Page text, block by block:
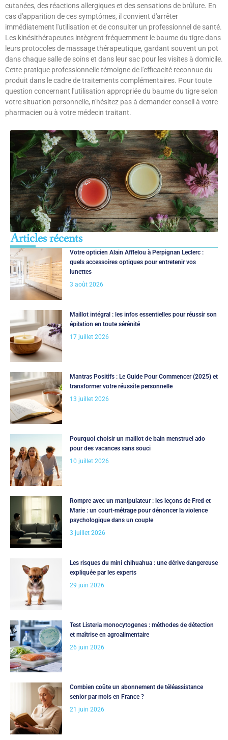
cutanées, des réactions allergiques et des sensations de brûlure. En
cas d'apparition de ces symptômes, il convient d'arrêter
immédiatement l'utilisation et de consulter un professionnel de santé.
Les kinésithérapeutes intègrent fréquemment le baume du tigre dans
leurs protocoles de massage thérapeutique, gardant souvent un pot
dans chaque salle de soins et dans leur sac pour les visites à domicile.
Cette pratique professionnelle témoigne de l'efficacité reconnue du
produit dans le cadre de traitements complémentaires. Pour toute
question concernant l'utilisation appropriée du baume du tigre selon
votre situation personnelle, n'hésitez pas à demander conseil à votre
pharmacien ou à votre médecin traitant.
Articles récents
Votre opticien Alain Afflelou à Perpignan Leclerc :
quels accessoires optiques pour entretenir vos
lunettes
3 août 2026
Maillot intégral : les infos essentielles pour réussir son
épilation en toute sérénité
17 juillet 2026
Mantras Positifs : Le Guide Pour Commencer (2025) et
transformer votre réussite personnelle
13 juillet 2026
Pourquoi choisir un maillot de bain menstruel ado
pour des vacances sans souci
10 juillet 2026
Rompre avec un manipulateur : les leçons de Fred et
Marie : un court-métrage pour dénoncer la violence
psychologique dans un couple
3 juillet 2026
Les risques du mini chihuahua : une dérive dangereuse
expliquée par les experts
29 juin 2026
Test Listeria monocytogenes : méthodes de détection
et maîtrise en agroalimentaire
26 juin 2026
Combien coûte un abonnement de téléassistance
senior par mois en France ?
21 juin 2026